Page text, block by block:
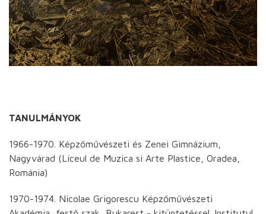
TANULMÁNYOK
1966-1970. Képzőművészeti és Zenei Gimnázium,
Nagyvárad (Liceul de Muzica si Arte Plastice, Oradea,
Románia)
1970-1974. Nicolae Grigorescu Képzőművészeti